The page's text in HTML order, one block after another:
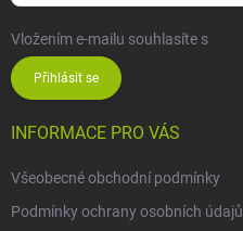
Vložením e-mailu souhlasíte s
Přihlásit se
INFORMACE PRO VÁS
Všeobecné obchodní podmínky
Podmínky ochrany osobních údajů